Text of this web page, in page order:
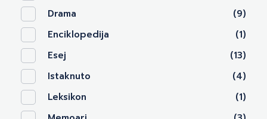
Drama
(9)
Enciklopedija
(1)
Esej
(13)
Istaknuto
(4)
Leksikon
(1)